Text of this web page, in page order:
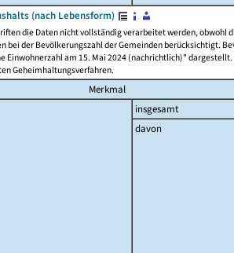
(nach Lebensform)
die Daten nicht vollständig verarbeitet werden, obwohl
bei der Bevölkerungszahl der Gemeinden berücksichtigt.
Einwohnerzahl am 15. Mai 2024 (nachrichtlich)" dargestellt.
Geheimhaltungsverfahren.
Merkmal
insgesamt
davon